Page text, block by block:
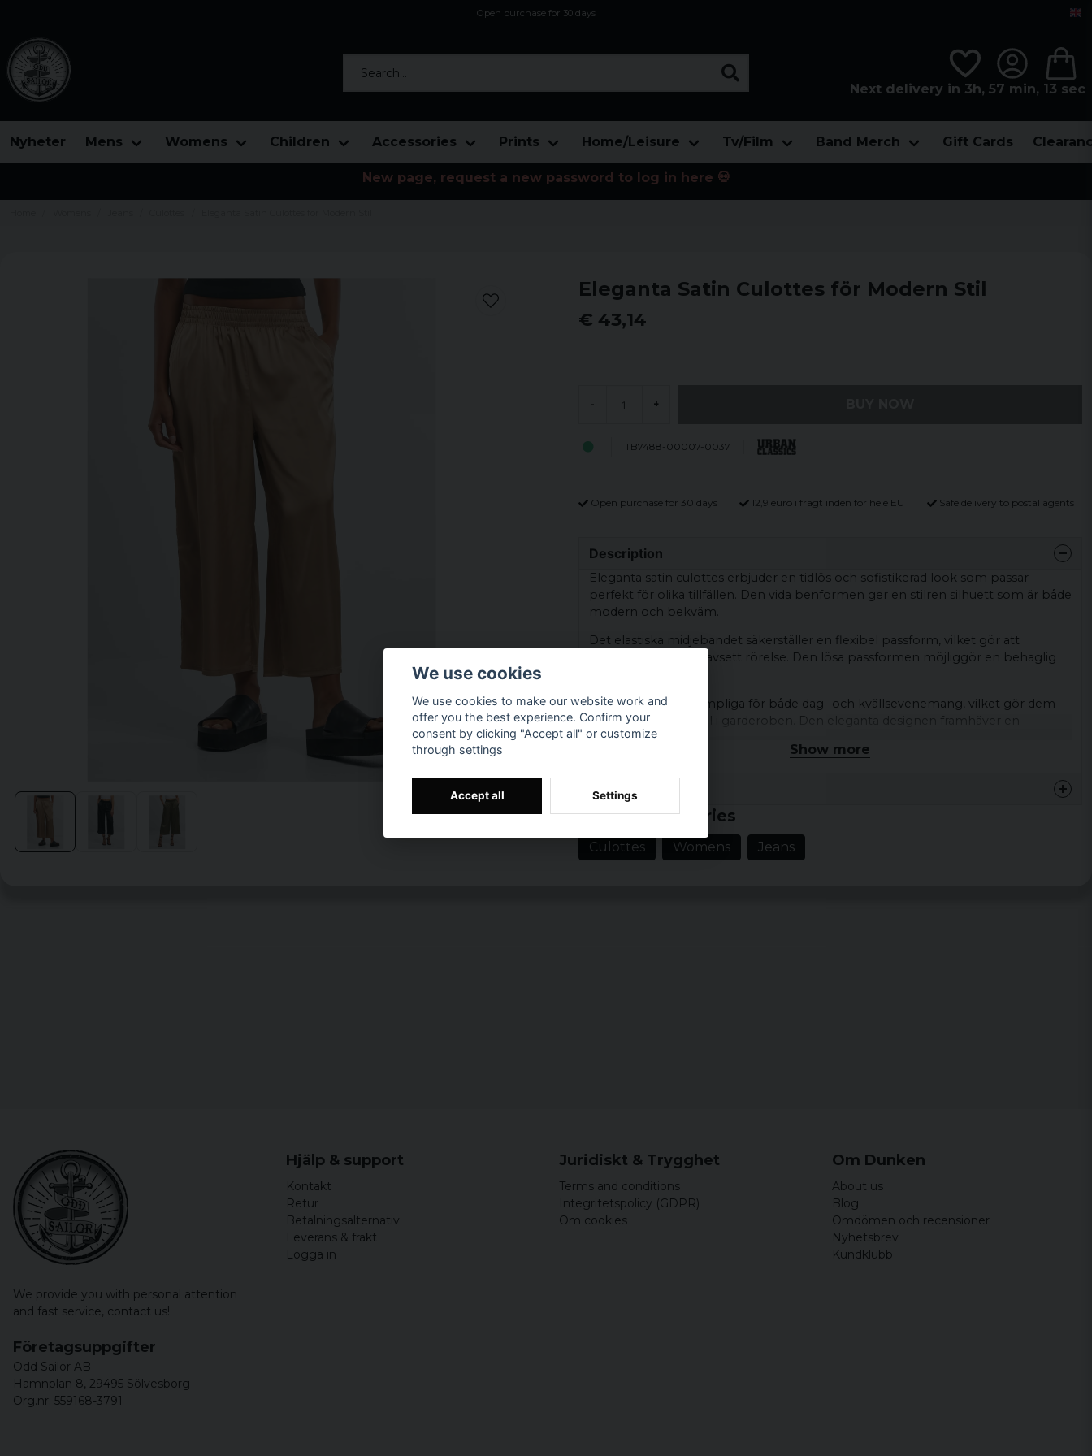
Open purchase for 30 days
Next delivery in 3h, 57 min, 12 sec
Nyheter Mens Womens Children Accessories Prints Home/Leisure Tv/Film Band Merch Gift Cards
New page, request a new password to log in here 💀
Eleganta Satin Culottes för Modern Stil
€ 43,14
- +
TB7488-00007-0037
Open purchase for 30 days 12,9 euro i fragt inden for hele EU Safe delivery to postal agents
Description
Eleganta satin culottes erbjuder en tidlös och sofistikerad look som passar
perfekt för olika tillfällen. Den vida benformen ger en stilren silhuett som är både
modern och bekväm.
Det elastiska midjebandet säkerställer en flexibel passform, vilket gör att
byxorna sitter bra oavsett rörelse. Den lösa passformen möjliggör en behaglig
Dessa culottes är lämpliga för både dag- och kvällsevenemang, vilket gör dem
till ett mångsidigt val i garderoben. Den eleganta designen framhäver en
smakfull stil som kan kombineras med olika överdelar och accessoarer.
Vikt: 95 gsm
Passform: Löst sittande
Midja: Elastisk
Design: Vida ben
Show more
Prishistorik
Related categories
Culottes Womens Jeans
We provide you with personal attention
and fast service, contact us!
Hjälp & support
Kontakt
Retur
Betalningsalternativ
Leverans & frakt
Logga in
Juridiskt & Trygghet
Terms and conditions
Integritetspolicy (GDPR)
Om cookies
Om Dunken
About us
Blog
Omdömen och recensioner
Nyhetsbrev
Kundklubb
Företagsuppgifter
Odd Sailor AB
Hamnplan 8, 29495 Sölvesborg
Org.nr: 559168-3791
We use cookies
We use cookies to make our website work and
offer you the best experience. Confirm your
consent by clicking "Accept all" or customize
through settings
Accept all Settings